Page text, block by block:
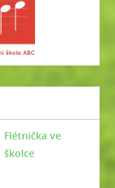
Flétnička ve
školce